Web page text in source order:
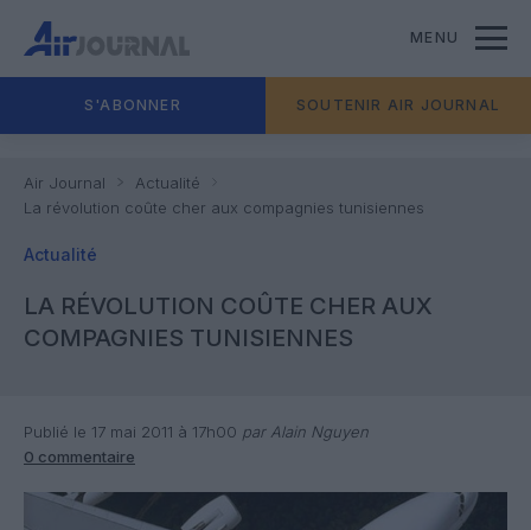
MENU
S'ABONNER SOUTENIR AIR JOURNAL
Air Journal
Actualité
La révolution coûte cher aux compagnies tunisiennes
Actualité
LA RÉVOLUTION COÛTE CHER AUX
COMPAGNIES TUNISIENNES
Publié le 17 mai 2011 à 17h00 par Alain Nguyen
0 commentaire